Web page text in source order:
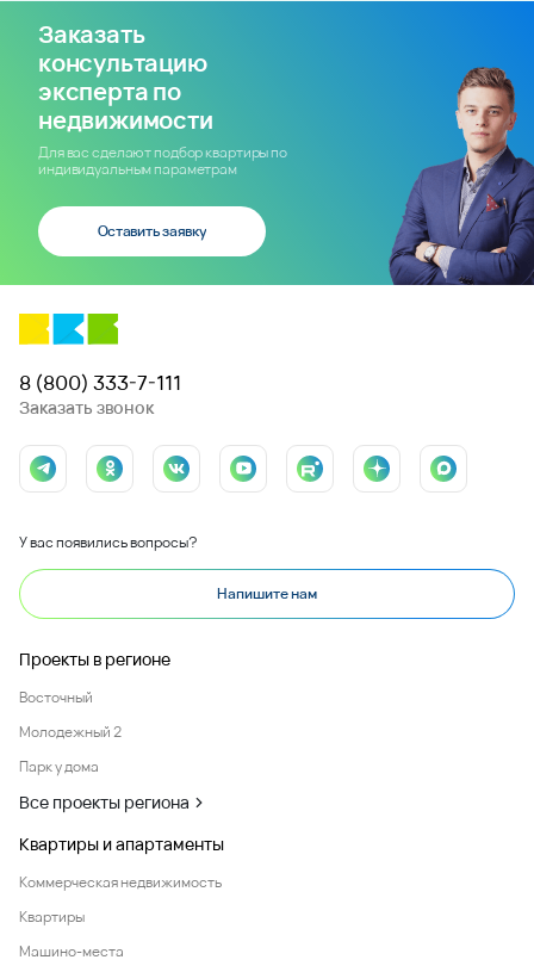
Заказать
консультацию
эксперта по
недвижимости
Для вас сделают подбор квартиры по
индивидуальным параметрам
Оставить заявку
8 (800) 333-7-111
Заказать звонок
У вас появились вопросы?
Напишите нам
Проекты в регионе
Восточный
Молодежный 2
Парк у дома
Все проекты региона
Квартиры и апартаменты
Коммерческая недвижимость
Квартиры
Машино-места